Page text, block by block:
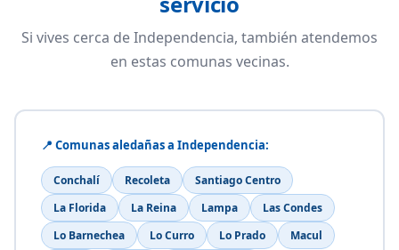
Si vives cerca de Independencia, también atendemos
en estas comunas vecinas.
📍 Comunas aledañas a Independencia:
Conchalí Recoleta
Santiago Centro
La Florida
La Reina Lampa
Las Condes
Lo Barnechea
Lo Curro Lo Prado
Macul